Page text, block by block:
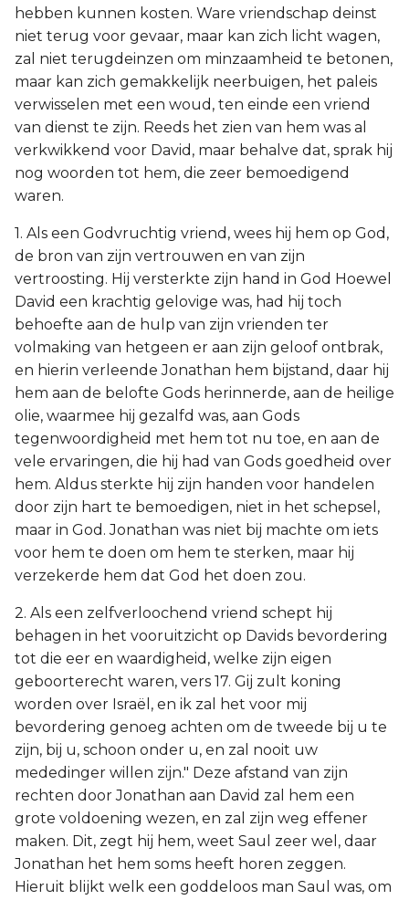
hebben kunnen kosten. Ware vriendschap deinst
niet terug voor gevaar, maar kan zich licht wagen,
zal niet terugdeinzen om minzaamheid te betonen,
maar kan zich gemakkelijk neerbuigen, het paleis
verwisselen met een woud, ten einde een vriend
van dienst te zijn. Reeds het zien van hem was al
verkwikkend voor David, maar behalve dat, sprak hij
nog woorden tot hem, die zeer bemoedigend
waren.
1. Als een Godvruchtig vriend, wees hij hem op God,
de bron van zijn vertrouwen en van zijn
vertroosting. Hij versterkte zijn hand in God Hoewel
David een krachtig gelovige was, had hij toch
behoefte aan de hulp van zijn vrienden ter
volmaking van hetgeen er aan zijn geloof ontbrak,
en hierin verleende Jonathan hem bijstand, daar hij
hem aan de belofte Gods herinnerde, aan de heilige
olie, waarmee hij gezalfd was, aan Gods
tegenwoordigheid met hem tot nu toe, en aan de
vele ervaringen, die hij had van Gods goedheid over
hem. Aldus sterkte hij zijn handen voor handelen
door zijn hart te bemoedigen, niet in het schepsel,
maar in God. Jonathan was niet bij machte om iets
voor hem te doen om hem te sterken, maar hij
verzekerde hem dat God het doen zou.
2. Als een zelfverloochend vriend schept hij
behagen in het vooruitzicht op Davids bevordering
tot die eer en waardigheid, welke zijn eigen
geboorterecht waren, vers 17. Gij zult koning
worden over Israël, en ik zal het voor mij
bevordering genoeg achten om de tweede bij u te
zijn, bij u, schoon onder u, en zal nooit uw
mededinger willen zijn." Deze afstand van zijn
rechten door Jonathan aan David zal hem een
grote voldoening wezen, en zal zijn weg effener
maken. Dit, zegt hij hem, weet Saul zeer wel, daar
Jonathan het hem soms heeft horen zeggen.
Hieruit blijkt welk een goddeloos man Saul was, om